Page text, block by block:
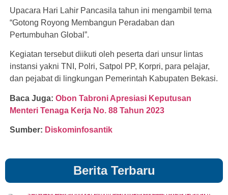
Upacara Hari Lahir Pancasila tahun ini mengambil tema
“Gotong Royong Membangun Peradaban dan
Pertumbuhan Global”.
Kegiatan tersebut diikuti oleh peserta dari unsur lintas
instansi yakni TNI, Polri, Satpol PP, Korpri, para pelajar,
dan pejabat di lingkungan Pemerintah Kabupaten Bekasi.
Baca Juga: Obon Tabroni Apresiasi Keputusan
Menteri Tenaga Kerja No. 88 Tahun 2023
Sumber: Diskominfosantik
Berita Terbaru